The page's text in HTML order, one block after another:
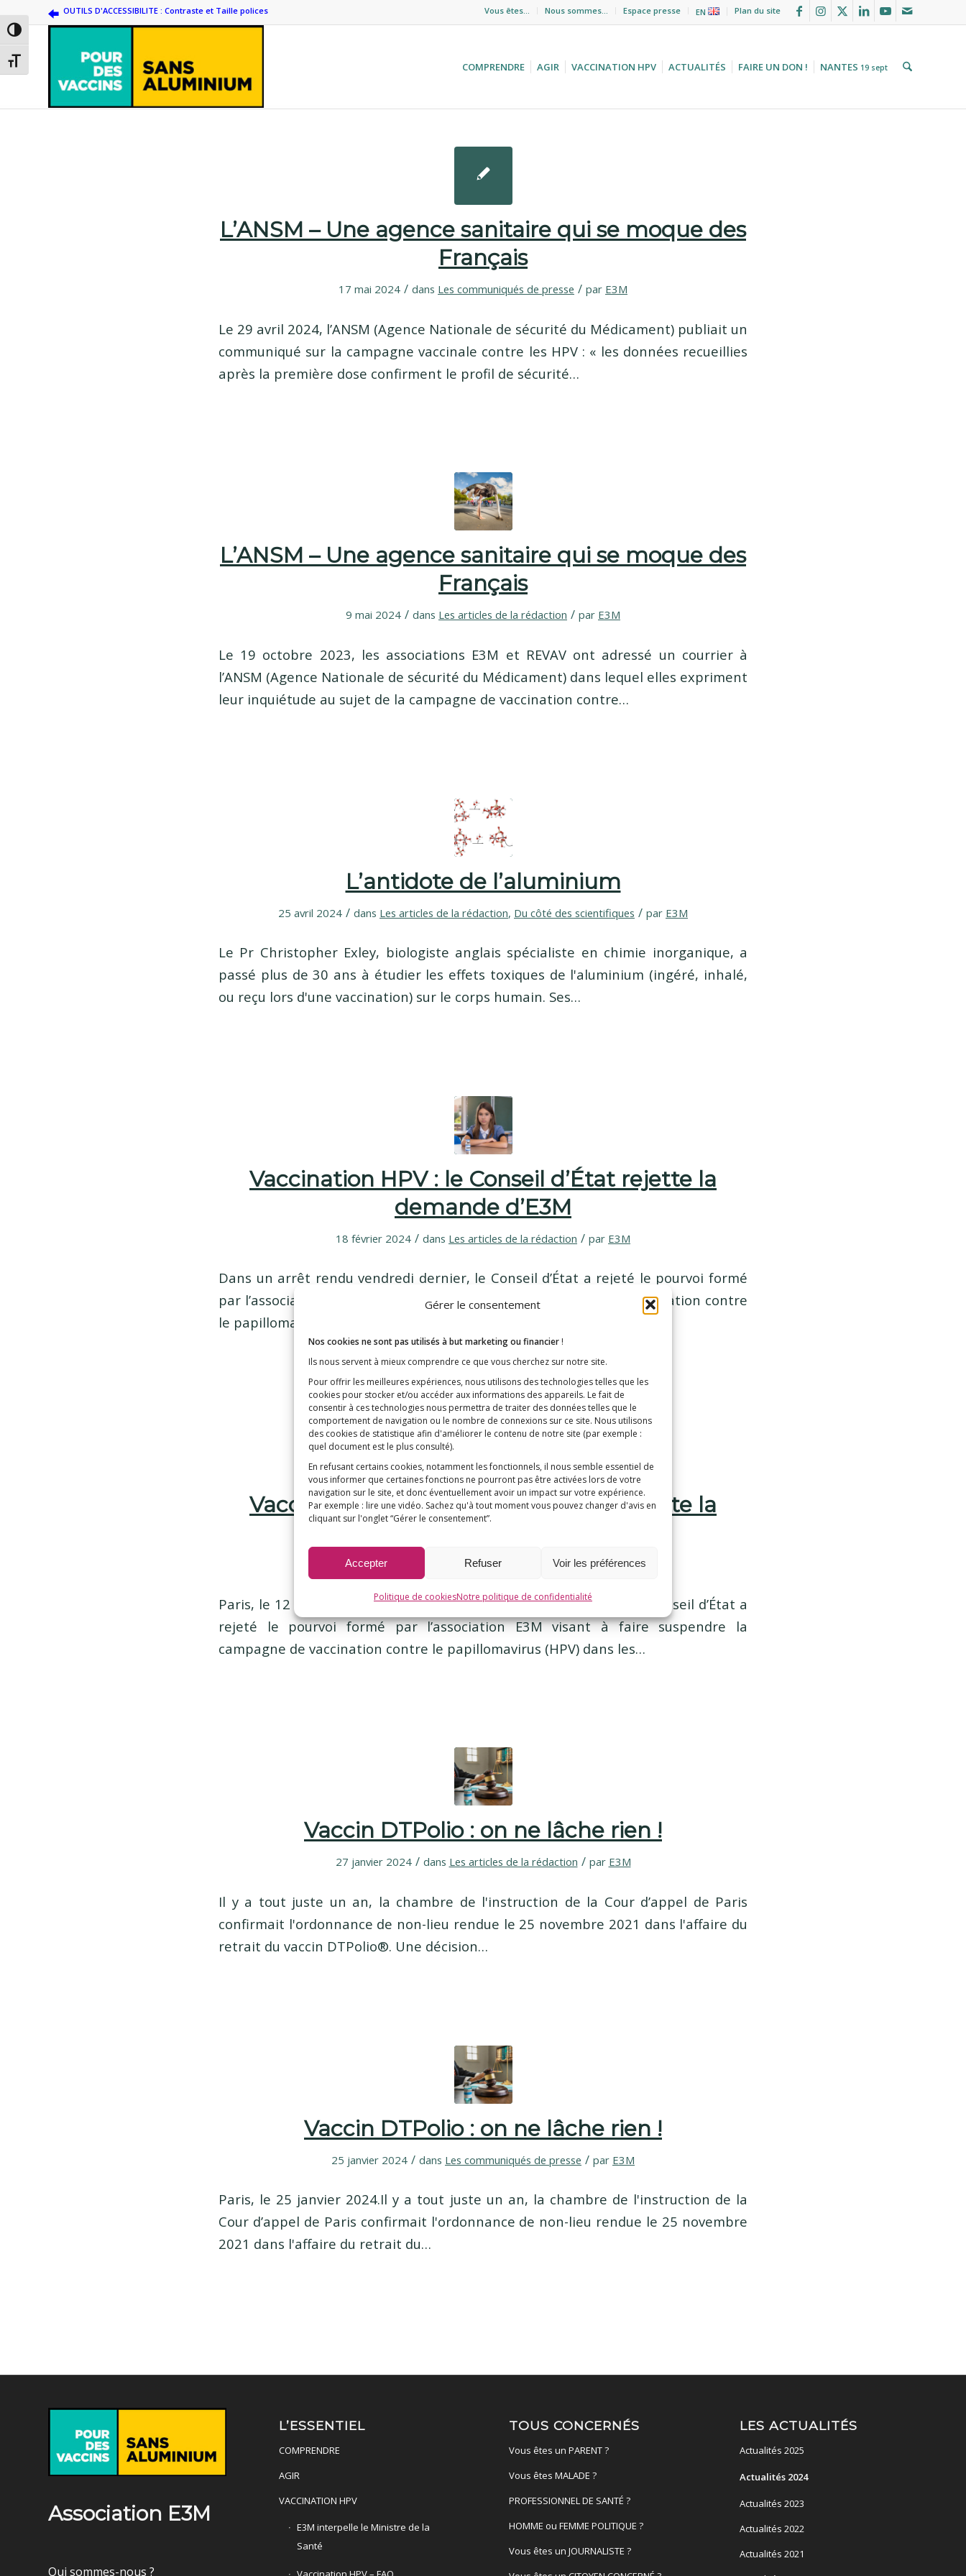
Gérer le consentement
Nos cookies ne sont pas utilisés à but marketing ou financier !
Ils nous servent à mieux comprendre ce que vous cherchez sur notre site.
Pour offrir les meilleures expériences, nous utilisons des technologies telles que les
cookies pour stocker et/ou accéder aux informations des appareils. Le fait de
consentir à ces technologies nous permettra de traiter des données telles que le
comportement de navigation ou le nombre de connexions sur ce site. Nous utilisons
des cookies de statistique afin d'améliorer le contenu de notre site (par exemple :
quel document est le plus consulté).
En refusant certains cookies, notamment les fonctionnels, il nous semble essentiel de
vous informer que certaines fonctions ne pourront pas être activées lors de votre
navigation sur le site, et donc éventuellement avoir un impact sur votre expérience.
Par exemple : lire une vidéo. Sachez qu'à tout moment vous pouvez changer d'avis en
cliquant sur l'onglet “Gérer le consentement”.
Accepter Refuser Voir les préférences
Politique de cookiesNotre politique de confidentialité
Passer en contraste élevé
Changer la taille de la police
Vous êtes… Nous sommes… Espace presse EN Plan du site
OUTILS D'ACCESSIBILITE : Contraste et Taille polices
COMPRENDRE AGIR VACCINATION HPV ACTUALITÉS FAIRE UN DON ! NANTES 19 sept
L’ANSM – Une agence sanitaire qui se moque des
Français
17 mai 2024 / dans Les communiqués de presse / par E3M
Le 29 avril 2024, l’ANSM (Agence Nationale de sécurité du Médicament) publiait un
communiqué sur la campagne vaccinale contre les HPV : « les données recueillies
après la première dose confirment le profil de sécurité…
L’ANSM – Une agence sanitaire qui se moque des
Français
9 mai 2024 / dans Les articles de la rédaction / par E3M
Le 19 octobre 2023, les associations E3M et REVAV ont adressé un courrier à
l’ANSM (Agence Nationale de sécurité du Médicament) dans lequel elles expriment
leur inquiétude au sujet de la campagne de vaccination contre…
L’antidote de l’aluminium
25 avril 2024 / dans Les articles de la rédaction, Du côté des scientifiques / par E3M
Le Pr Christopher Exley, biologiste anglais spécialiste en chimie inorganique, a
passé plus de 30 ans à étudier les effets toxiques de l'aluminium (ingéré, inhalé,
ou reçu lors d'une vaccination) sur le corps humain. Ses…
Vaccination HPV : le Conseil d’État rejette la
demande d’E3M
18 février 2024 / dans Les articles de la rédaction / par E3M
Dans un arrêt rendu vendredi dernier, le Conseil d’État a rejeté le pourvoi formé
par l’association E3M visant à faire suspendre la campagne de vaccination contre
le papillomavirus (HPV) dans les collèges. E3M ne peut…
Vaccination HPV : le Conseil d’État rejette la
16 février 2024 Les communiqués de presse / parE3M
Paris, le 12 février 2024.Dans un arrêt rendu vendredi dernier, le Conseil d’État a
rejeté le pourvoi formé par l’association E3M visant à faire suspendre la
campagne de vaccination contre le papillomavirus (HPV) dans les…
Vaccin DTPolio : on ne lâche rien !
27 janvier 2024 / dans Les articles de la rédaction / par E3M
Il y a tout juste un an, la chambre de l'instruction de la Cour d’appel de Paris
confirmait l'ordonnance de non-lieu rendue le 25 novembre 2021 dans l'affaire du
retrait du vaccin DTPolio®. Une décision…
Vaccin DTPolio : on ne lâche rien !
25 janvier 2024 / dans Les communiqués de presse / par E3M
Paris, le 25 janvier 2024.Il y a tout juste un an, la chambre de l'instruction de la
Cour d’appel de Paris confirmait l'ordonnance de non-lieu rendue le 25 novembre
2021 dans l'affaire du retrait du…
Association E3M
Qui sommes-nous ?
L’ESSENTIEL
COMPRENDRE
AGIR
VACCINATION HPV
E3M interpelle le Ministre de la
Santé
TOUS CONCERNÉS
Vous êtes un PARENT ?
Vous êtes MALADE ?
PROFESSIONNEL DE SANTÉ ?
HOMME ou FEMME POLITIQUE ?
Vous êtes un JOURNALISTE ?
LES ACTUALITÉS
Actualités 2025
Actualités 2024
Actualités 2023
Actualités 2022
Actualités 2021